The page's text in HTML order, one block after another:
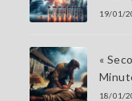
19/01/
«
18/01/